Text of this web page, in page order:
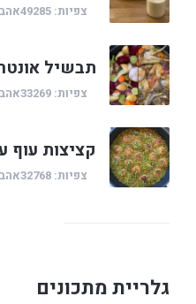
צפיות: 49285
תבשיל
צפיות: 33269
קציצות עוף
צפיות: 32768
גלריית מתכונים